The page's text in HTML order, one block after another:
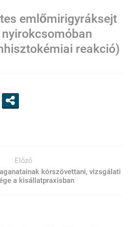
emlőmirigyráksejt
reakció)
Előző
kórszövettani, vizsgálati
a kisállatpraxisban